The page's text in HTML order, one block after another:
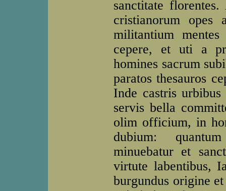
sanctitate
cristianorum opes
militantium
cepere, et uti a
homines sacrum
paratos thesauros
Inde castris
servis bella
olim officium, in
dubium:
minuebatur et
virtute labentibus,
burgundus origine